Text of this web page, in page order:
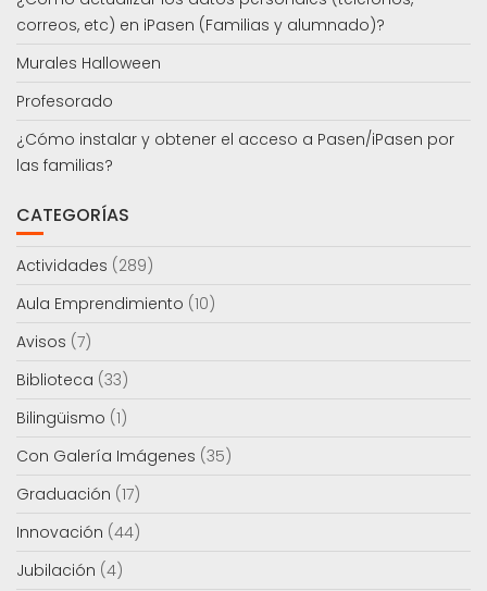
correos, etc) en iPasen (Familias y alumnado)?
Murales Halloween
Profesorado
¿Cómo instalar y obtener el acceso a Pasen/iPasen por
las familias?
CATEGORÍAS
Actividades (289)
Aula Emprendimiento (10)
Avisos (7)
Biblioteca (33)
Bilingüismo (1)
Con Galería Imágenes (35)
Graduación (17)
Innovación (44)
Jubilación (4)